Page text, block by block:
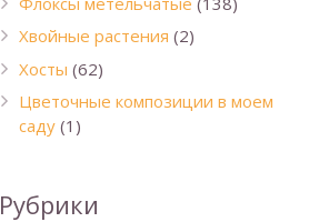
Хвойные растения (2)
Хосты (62)
Цветочные композиции в моем
саду (1)
Рубрики